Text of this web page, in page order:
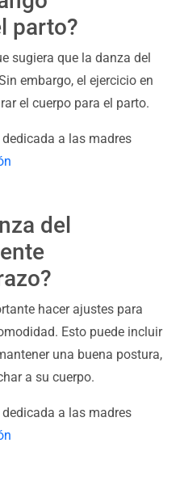
parto?
sugiera que la danza del
embargo, el ejercicio en
el cuerpo para el parto.
a las madres
del
hacer ajustes para
Esto puede incluir
una buena postura,
a su cuerpo.
a las madres